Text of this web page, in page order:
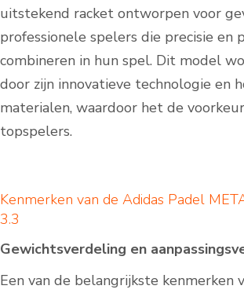
uitstekend racket ontworpen voor
professionele spelers die precisie en
combineren in hun spel. Dit model
door zijn innovatieve technologie en
materialen, waardoor het de
topspelers.
Kenmerken van de Adidas Padel
3.3
Gewichtsverdeling en
Een van de belangrijkste kenmerken